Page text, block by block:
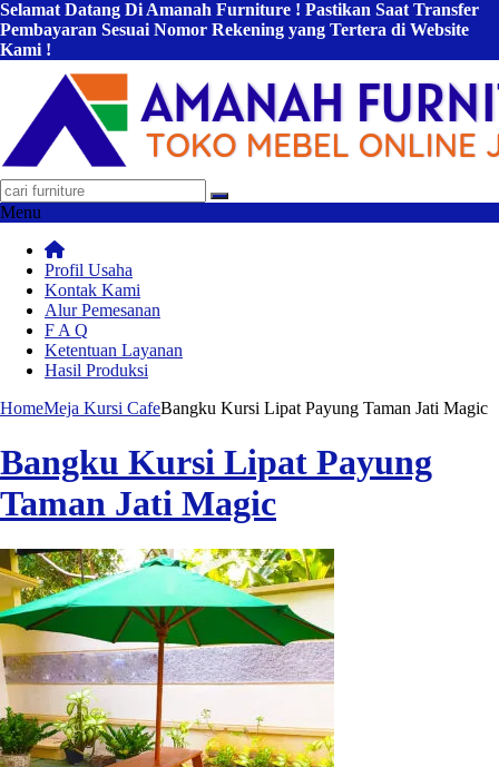
Selamat Datang Di Amanah Furniture ! Pastikan Saat Transfer
Pembayaran Sesuai Nomor Rekening yang Tertera di Website
Kami !
Menu
Profil Usaha
Kontak Kami
Alur Pemesanan
F A Q
Ketentuan Layanan
Hasil Produksi
HomeMeja Kursi CafeBangku Kursi Lipat Payung Taman Jati Magic
Bangku Kursi Lipat Payung
Taman Jati Magic